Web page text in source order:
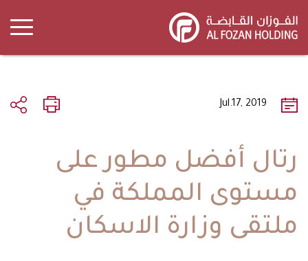
main
Jul.17, 2019
رتال أفضل مطور على
مستوى المملكة في
ملتقى وزارة الاسكان